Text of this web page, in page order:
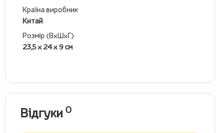
Країна виробник
Китай
Розмір (ВхШхГ)
23,5 х 24 х 9 см
Відгуки 0